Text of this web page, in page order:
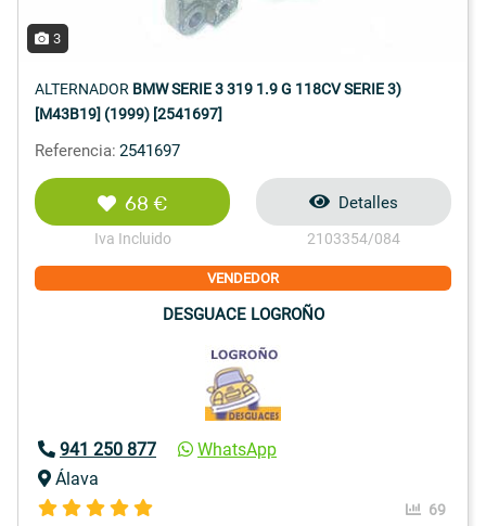
3
ALTERNADOR BMW SERIE 3 319 1.9 G 118CV SERIE 3)
[M43B19] (1999) [2541697]
Referencia: 2541697
68 €
Iva Incluido
Detalles
2103354/084
VENDEDOR
DESGUACE LOGROÑO
941 250 877
WhatsApp
Álava
69